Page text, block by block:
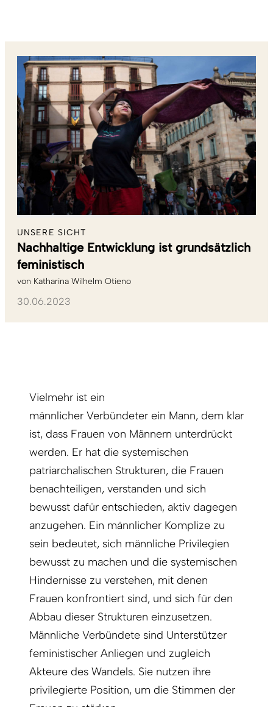
UNSERE SICHT
Nachhaltige Entwicklung ist grundsätzlich
feministisch
von Katharina Wilhelm Otieno
30.06.2023
Vielmehr ist ein
männlicher Verbündeter ein Mann, dem klar
ist, dass Frauen von Männern unterdrückt
werden. Er hat die systemischen
patriarchalischen Strukturen, die Frauen
benachteiligen, verstanden und sich
bewusst dafür entschieden, aktiv dagegen
anzugehen. Ein männlicher Komplize zu
sein bedeutet, sich männliche Privilegien
bewusst zu machen und die systemischen
Hindernisse zu verstehen, mit denen
Frauen konfrontiert sind, und sich für den
Abbau dieser Strukturen einzusetzen.
Männliche Verbündete sind Unterstützer
feministischer Anliegen und zugleich
Akteure des Wandels. Sie nutzen ihre
privilegierte Position, um die Stimmen der